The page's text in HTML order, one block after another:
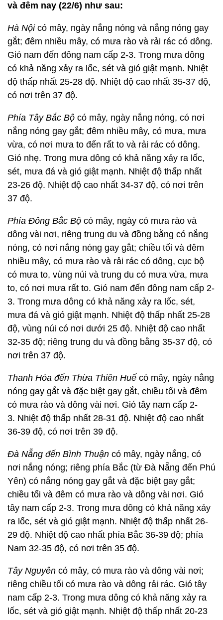
và đêm nay (22/6) như sau:
Hà Nộicó mây, ngày nắng nóng và nắng nóng gay
gắt; đêm nhiều mây, có mưa rào và rải rác có dông.
Gió nam đến đông nam cấp 2-3. Trong mưa dông
có khả năng xảy ra lốc, sét và gió giật mạnh. Nhiệt
độ thấp nhất 25-28 độ. Nhiệt độ cao nhất 35-37 độ,
có nơi trên 37 độ.
Phía Tây Bắc Bộ có mây, ngày nắng nóng, có nơi
nắng nóng gay gắt; đêm nhiều mây, có mưa, mưa
vừa, có nơi mưa to đến rất to và rải rác có dông.
Gió nhẹ. Trong mưa dông có khả năng xảy ra lốc,
sét, mưa đá và gió giật mạnh. Nhiệt độ thấp nhất
23-26 độ. Nhiệt độ cao nhất 34-37 độ, có nơi trên
37 độ.
Phía Đông Bắc Bộ có mây, ngày có mưa rào và
dông vài nơi, riêng trung du và đồng bằng có nắng
nóng, có nơi nắng nóng gay gắt; chiều tối và đêm
nhiều mây, có mưa rào và rải rác có dông, cục bộ
có mưa to, vùng núi và trung du có mưa vừa, mưa
to, có nơi mưa rất to. Gió nam đến đông nam cấp 2-
3. Trong mưa dông có khả năng xảy ra lốc, sét,
mưa đá và gió giật mạnh. Nhiệt độ thấp nhất 25-28
độ, vùng núi có nơi dưới 25 độ. Nhiệt độ cao nhất
32-35 độ; riêng trung du và đồng bằng 35-37 độ, có
nơi trên 37 độ.
Thanh Hóa đến Thừa Thiên Huế có mây, ngày nắng
nóng gay gắt và đặc biệt gay gắt, chiều tối và đêm
có mưa rào và dông vài nơi. Gió tây nam cấp 2-
3. Nhiệt độ thấp nhất 28-31 độ. Nhiệt độ cao nhất
36-39 độ, có nơi trên 39 độ.
Đà Nẵng đến Bình Thuận có mây, ngày nắng, có
nơi nắng nóng; riêng phía Bắc (từ Đà Nẵng đến Phú
Yên) có nắng nóng gay gắt và đặc biệt gay gắt;
chiều tối và đêm có mưa rào và dông vài nơi. Gió
tây nam cấp 2-3. Trong mưa dông có khả năng xảy
ra lốc, sét và gió giật mạnh. Nhiệt độ thấp nhất 26-
29 độ. Nhiệt độ cao nhất phía Bắc 36-39 độ; phía
Nam 32-35 độ, có nơi trên 35 độ.
Tây Nguyên có mây, có mưa rào và dông vài nơi;
riêng chiều tối có mưa rào và dông rải rác. Gió tây
nam cấp 2-3. Trong mưa dông có khả năng xảy ra
lốc, sét và gió giật mạnh. Nhiệt độ thấp nhất 20-23